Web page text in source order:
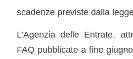
scadenze previste dalla
L’Agenzia delle Entrate,
FAQ pubblicate a fine